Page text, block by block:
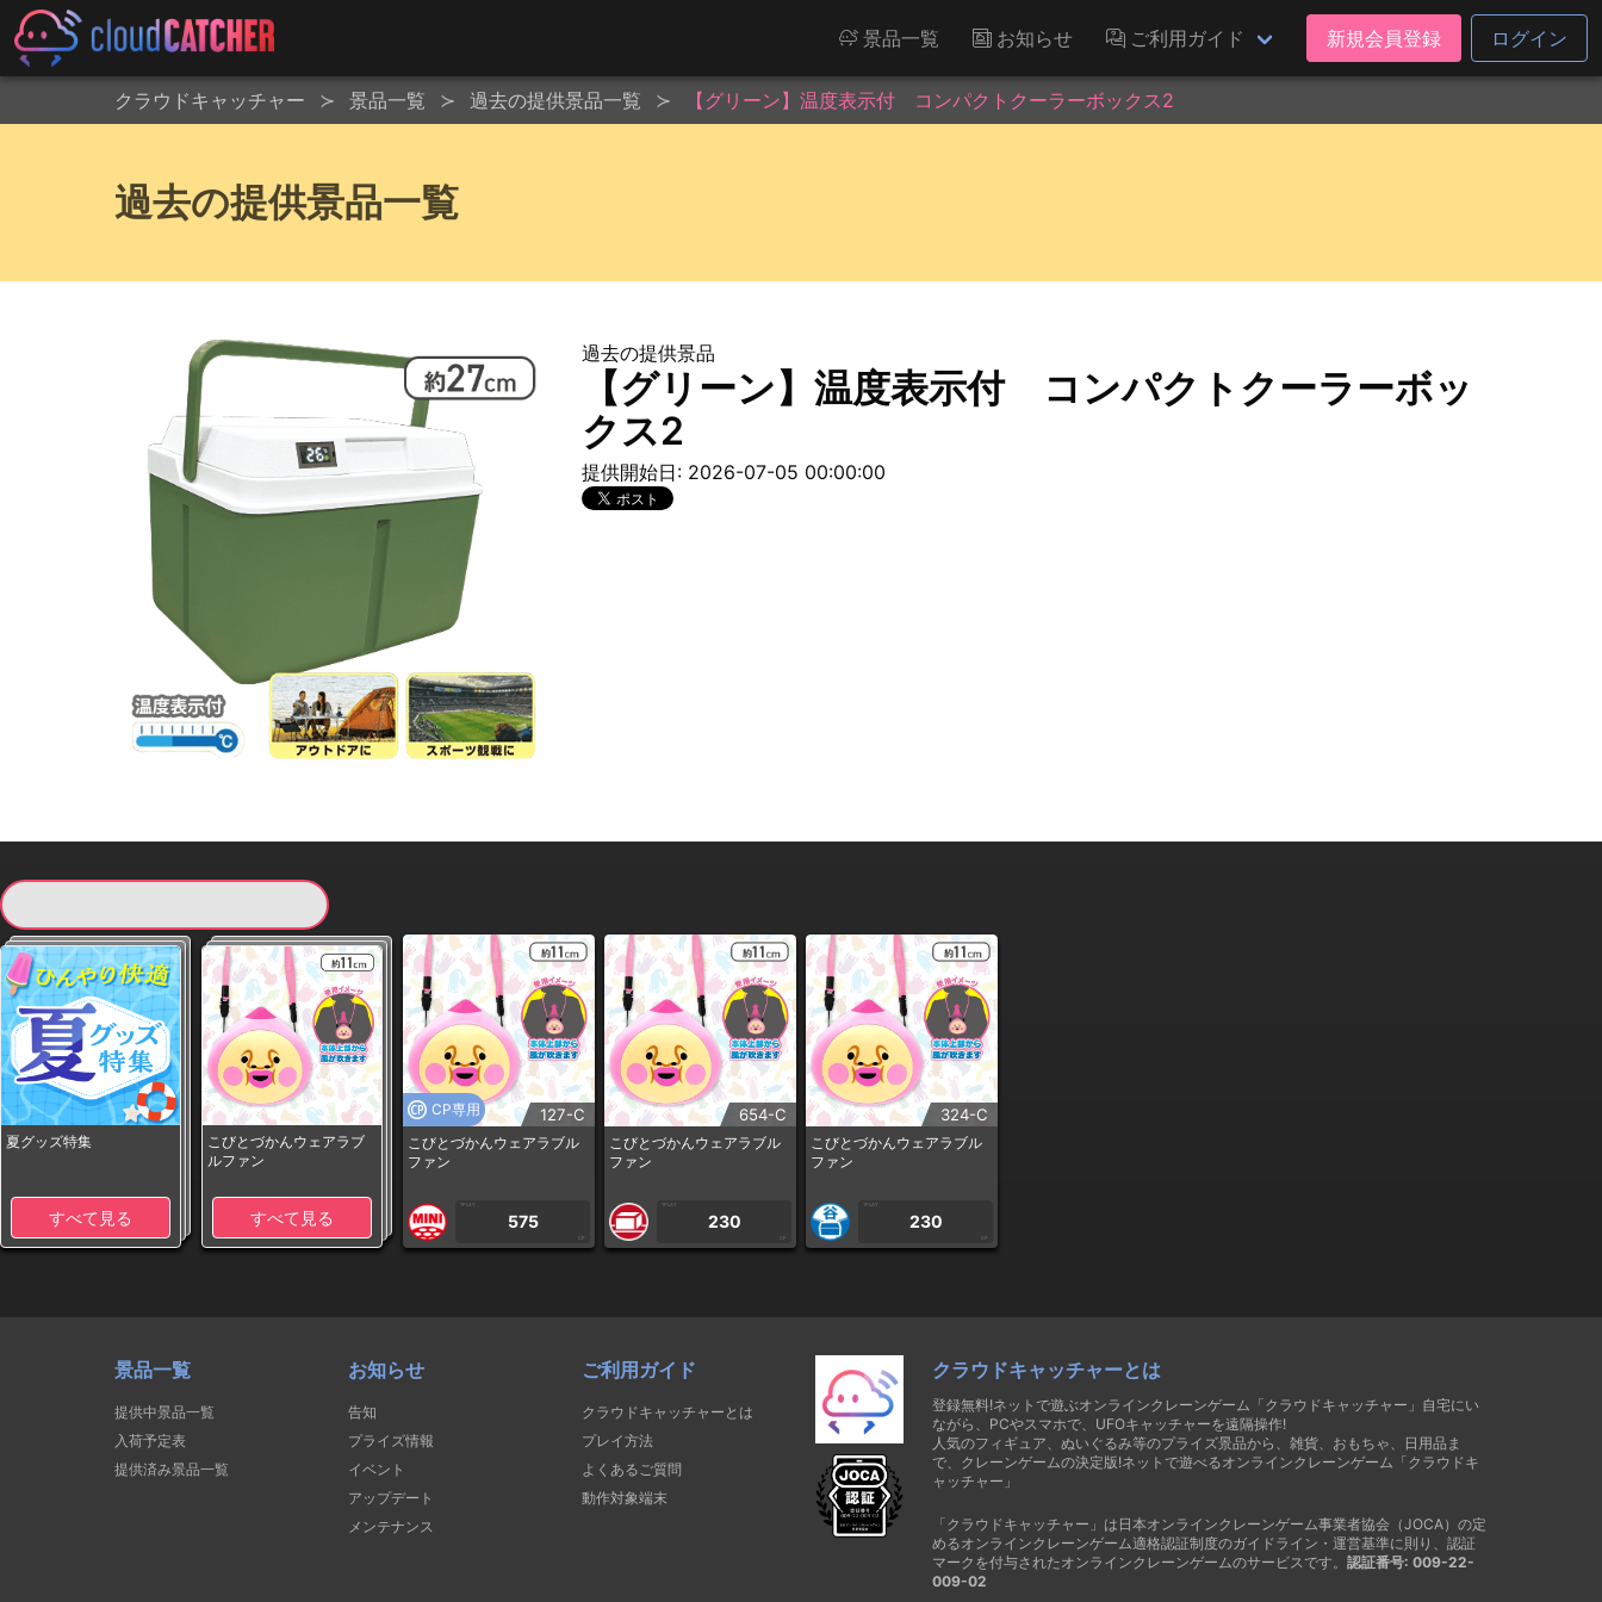
景品一覧 お知らせ ご利用ガイド 新規会員登録 ログイン
クラウドキャッチャー 景品一覧 過去の提供景品一覧 【グリーン】温度表示付 コンパクトクーラーボックス2
過去の提供景品一覧
過去の提供景品
【グリーン】温度表示付 コンパクトクーラーボッ
クス2
提供開始日: 2026-07-05 00:00:00
夏グッズ特集
すべて見る
こびとづかんウェアラブ
ルファン
すべて見る
CP専用 127-C
こびとづかんウェアラブル
ファン
1PLAY
575
CP
654-C
こびとづかんウェアラブル
ファン
1PLAY
230
CP
324-C
こびとづかんウェアラブル
ファン
1PLAY
230
CP
景品一覧
提供中景品一覧
入荷予定表
提供済み景品一覧
お知らせ
告知
プライズ情報
イベント
アップデート
メンテナンス
ご利用ガイド
クラウドキャッチャーとは
プレイ方法
よくあるご質問
動作対象端末
クラウドキャッチャーとは
登録無料!ネットで遊ぶオンラインクレーンゲーム「クラウドキャッチャー」自宅にい
ながら、PCやスマホで、UFOキャッチャーを遠隔操作!
人気のフィギュア、ぬいぐるみ等のプライズ景品から、雑貨、おもちゃ、日用品ま
で、クレーンゲームの決定版!ネットで遊べるオンラインクレーンゲーム「クラウドキ
ャッチャー」
「クラウドキャッチャー」は日本オンラインクレーンゲーム事業者協会（JOCA）の定
めるオンラインクレーンゲーム適格認証制度のガイドライン・運営基準に則り、認証
マークを付与されたオンラインクレーンゲームのサービスです。 認証番号: 009-22-
009-02